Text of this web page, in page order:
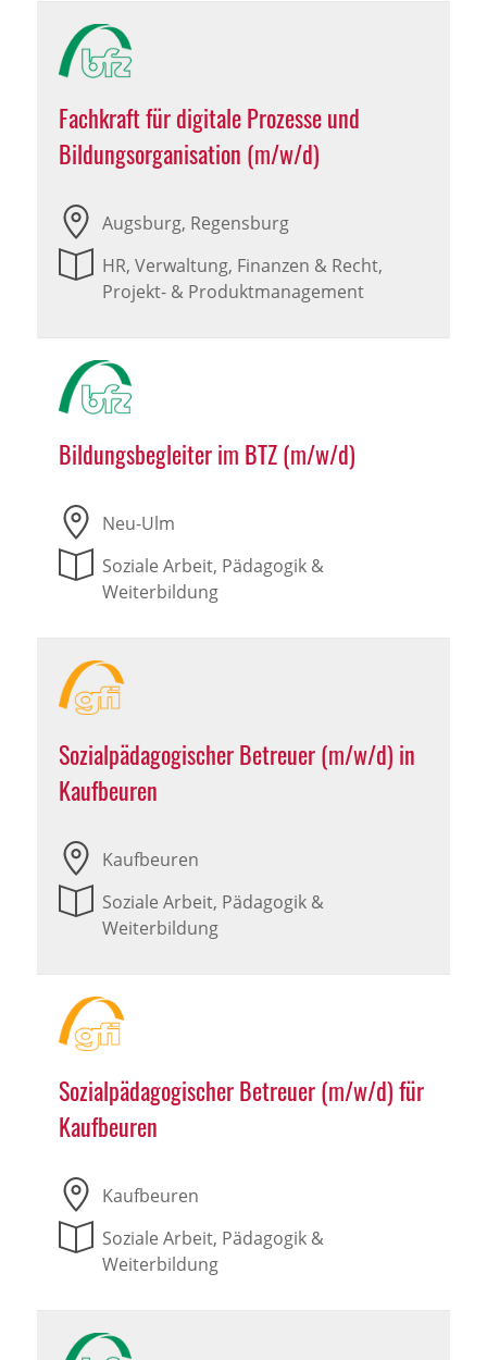
Fachkraft für digitale Prozesse und
Bildungsorganisation (m/w/d)
Augsburg, Regensburg
HR, Verwaltung, Finanzen & Recht,
Projekt- & Produktmanagement
Bildungsbegleiter im BTZ (m/w/d)
Neu-Ulm
Soziale Arbeit, Pädagogik &
Weiterbildung
Sozialpädagogischer Betreuer (m/w/d) in
Kaufbeuren
Kaufbeuren
Soziale Arbeit, Pädagogik &
Weiterbildung
Sozialpädagogischer Betreuer (m/w/d) für
Kaufbeuren
Kaufbeuren
Soziale Arbeit, Pädagogik &
Weiterbildung